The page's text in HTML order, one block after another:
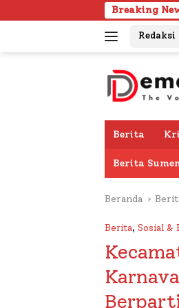
ke
Breaking
103
Redaksi
Berita
Berita
Beranda
Berita, Sosial &